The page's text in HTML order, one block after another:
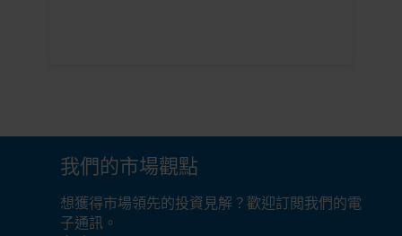
我們的市場觀點
想獲得市場領先的投資見解？歡迎訂閲我們的電
子通訊。